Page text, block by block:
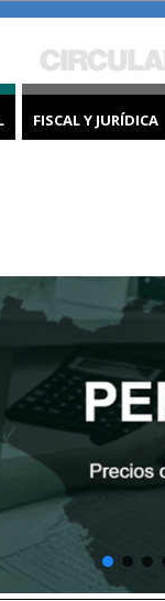
FISCAL Y JURÍDICA